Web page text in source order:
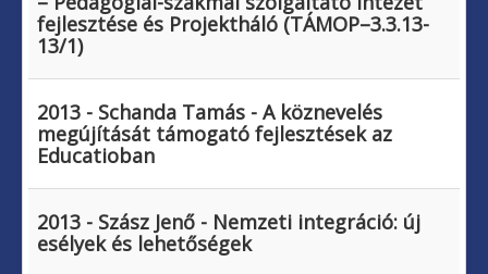
fejlesztése és Projektháló (TÁMOP–3.3.13-
13/1)
2013 - Schanda Tamás - A köznevelés
megújítását támogató fejlesztések az
Educatioban
2013 - Szász Jenő - Nemzeti integráció: új
esélyek és lehetőségek